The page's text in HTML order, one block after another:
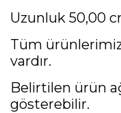
Uzunluk 50,00
Tüm
vardır.
Belirtilen ürün
gösterebilir.